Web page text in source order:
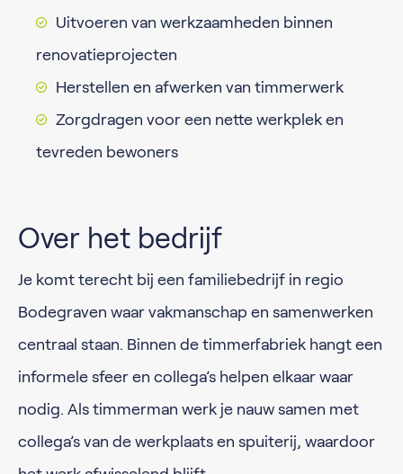
Uitvoeren van werkzaamheden binnen
renovatieprojecten
Herstellen en afwerken van timmerwerk
Zorgdragen voor een nette werkplek en
tevreden bewoners
Over het bedrijf
Je komt terecht bij een familiebedrijf in regio
Bodegraven waar vakmanschap en samenwerken
centraal staan. Binnen de timmerfabriek hangt een
informele sfeer en collega’s helpen elkaar waar
nodig. Als timmerman werk je nauw samen met
collega’s van de werkplaats en spuiterij, waardoor